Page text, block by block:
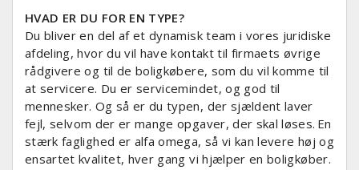
HVAD ER DU FOR EN TYPE?
Du bliver en del af et dynamisk team i vores juridiske
afdeling, hvor du vil have kontakt til firmaets øvrige
rådgivere og til de boligkøbere, som du vil komme til
at servicere. Du er servicemindet, og god til
mennesker. Og så er du typen, der sjældent laver
fejl, selvom der er mange opgaver, der skal løses. En
stærk faglighed er alfa omega, så vi kan levere høj og
ensartet kvalitet, hver gang vi hjælper en boligkøber.